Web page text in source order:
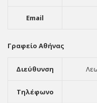
Email
Γραφείο Αθήνας
Διεύθυνση
Τηλέφωνο